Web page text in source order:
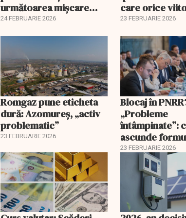
următoarea mișcare
majoră?
24 FEBRUARIE 2026
care orice
proprietar ar
23 FEBRUARIE 2026
Romgaz pune eticheta
dură: Azomureș, „activ
problematic”
23 FEBRUARIE 2026
Blocaj în
„Probleme
întâmpinate”:
ascunde
Guvernului
23 FEBRUARIE 2026